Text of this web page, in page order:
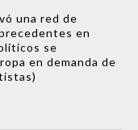
una red de
en
se
en demanda de